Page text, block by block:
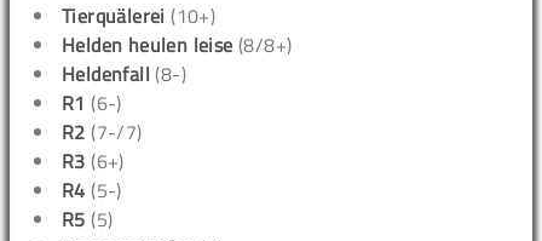
Tierquälerei (10+)
Helden heulen leise (8/8+)
Heldenfall (8-)
R1 (6-)
R2 (7-/7)
R3 (6+)
R4 (5-)
R5 (5)